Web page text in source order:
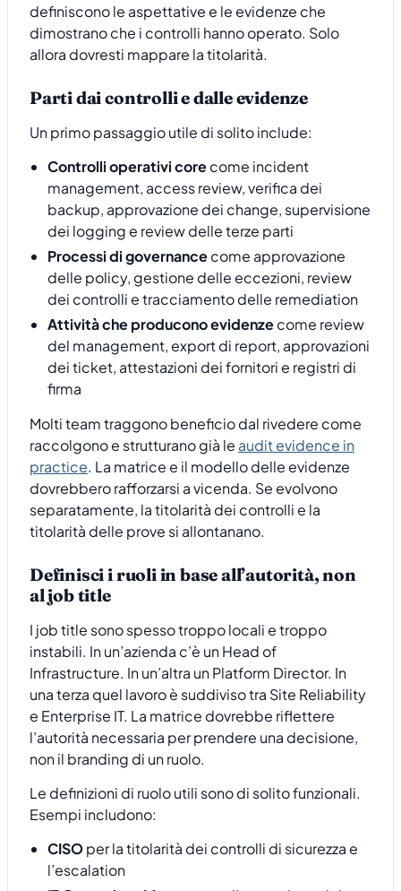
definiscono le aspettative e le evidenze che
dimostrano che i controlli hanno operato. Solo
allora dovresti mappare la titolarità.
Parti dai controlli e dalle evidenze
Un primo passaggio utile di solito include:
Controlli operativi corecome incident
management, access review, verifica dei
backup, approvazione dei change, supervisione
dei logging e review delle terze parti
Processi di governancecome approvazione
delle policy, gestione delle eccezioni, review
dei controlli e tracciamento delle remediation
Attività che producono evidenzecome review
del management, export di report, approvazioni
dei ticket, attestazioni dei fornitori e registri di
firma
Molti team traggono beneficio dal rivedere come
raccolgono e strutturano già le audit evidence in
practice. La matrice e il modello delle evidenze
dovrebbero rafforzarsi a vicenda. Se evolvono
separatamente, la titolarità dei controlli e la
titolarità delle prove si allontanano.
Definisci i ruoli in base all’autorità, non
al job title
I job title sono spesso troppo locali e troppo
instabili. In un’azienda c’è un Head of
Infrastructure. In un’altra un Platform Director. In
una terza quel lavoro è suddiviso tra Site Reliability
e Enterprise IT. La matrice dovrebbe riflettere
l’autorità necessaria per prendere una decisione,
non il branding di un ruolo.
Le definizioni di ruolo utili sono di solito funzionali.
Esempi includono:
CISOper la titolarità dei controlli di sicurezza e
l’escalation